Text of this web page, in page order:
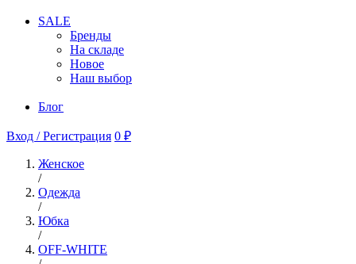
SALE
Бренды
На складе
Новое
Наш выбор
Блог
Вход / Регистрация 0 ₽
Женское
/
Одежда
/
Юбка
/
OFF-WHITE